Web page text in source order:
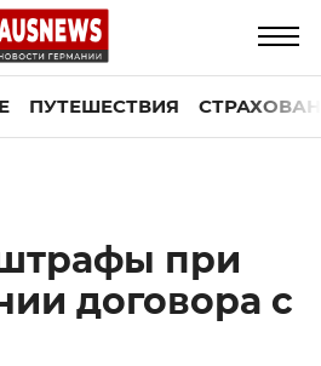
ПУТЕШЕСТВИЯ
при
договора с